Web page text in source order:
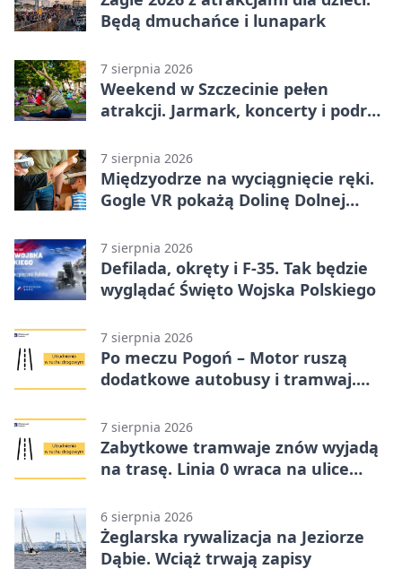
Będą dmuchańce i lunapark
7 sierpnia 2026
Weekend w Szczecinie pełen
atrakcji. Jarmark, koncerty i podróż
7 sierpnia 2026
Międzyodrze na wyciągnięcie ręki.
Gogle VR pokażą Dolinę Dolnej
7 sierpnia 2026
Defilada, okręty i F-35. Tak będzie
wyglądać Święto Wojska Polskiego
7 sierpnia 2026
Po meczu Pogoń – Motor ruszą
dodatkowe autobusy i tramwaj.
7 sierpnia 2026
Zabytkowe tramwaje znów wyjadą
na trasę. Linia 0 wraca na ulice
6 sierpnia 2026
Żeglarska rywalizacja na Jeziorze
Dąbie. Wciąż trwają zapisy